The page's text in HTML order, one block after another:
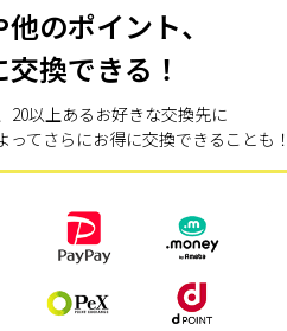
のポイント、
換できる！
20以上あるお好きな交換先に
ってさらにお得に交換できることも